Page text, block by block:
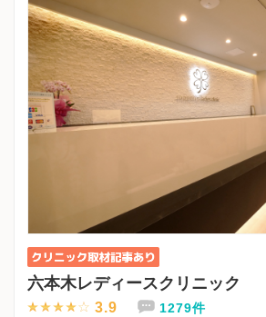
六本木レディースクリニック
3.9 1279件